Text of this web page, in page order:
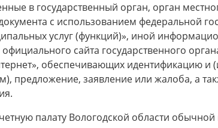
в государственный орган, орган
с использованием федеральной
услуг (функций)», иной
сайта государственного
обеспечивающих идентификацию и
предложение, заявление или жалоба, а
палату Вологодской области обычной